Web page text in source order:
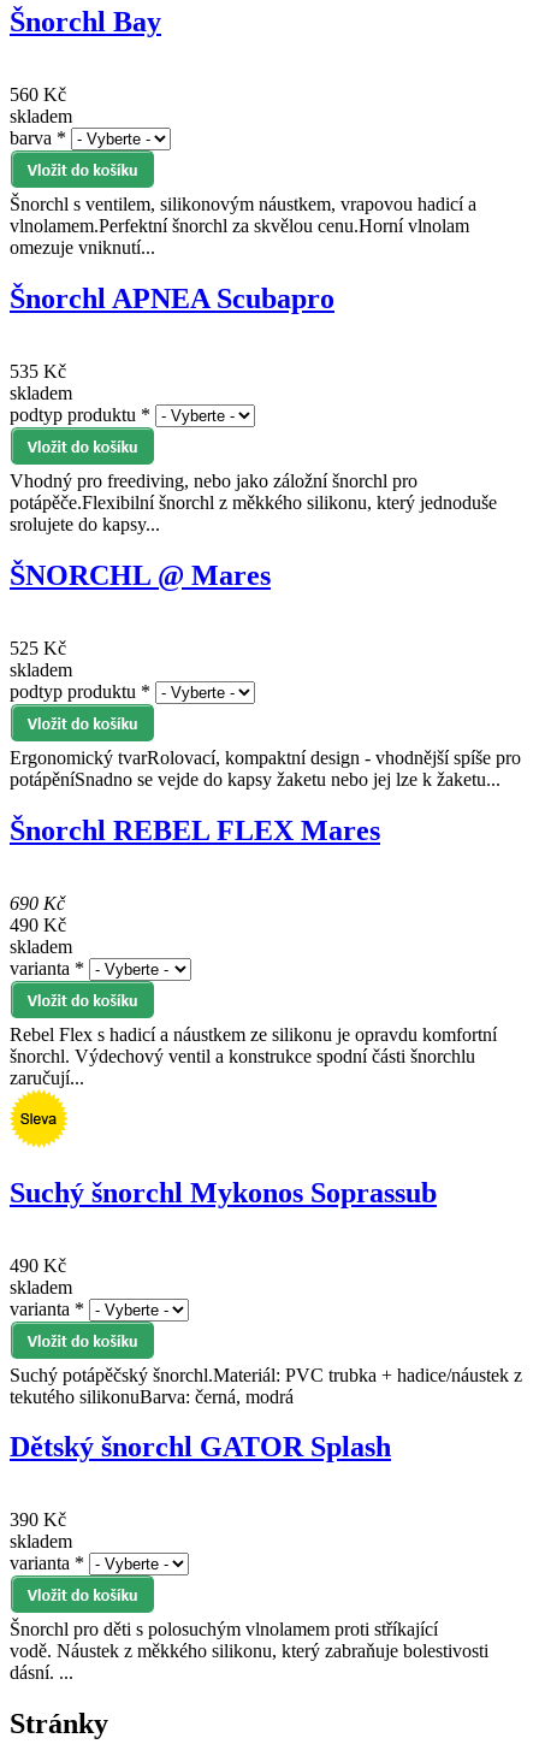
Šnorchl Bay
560 Kč
skladem
barva *
Šnorchl s ventilem, silikonovým náustkem, vrapovou hadicí a
vlnolamem.Perfektní šnorchl za skvělou cenu.Horní vlnolam
omezuje vniknutí...
Šnorchl APNEA Scubapro
535 Kč
skladem
podtyp produktu *
Vhodný pro freediving, nebo jako záložní šnorchl pro
potápěče.Flexibilní šnorchl z měkkého silikonu, který jednoduše
srolujete do kapsy...
ŠNORCHL @ Mares
525 Kč
skladem
podtyp produktu *
Ergonomický tvarRolovací, kompaktní design - vhodnější spíše pro
potápěníSnadno se vejde do kapsy žaketu nebo jej lze k žaketu...
Šnorchl REBEL FLEX Mares
690 Kč
490 Kč
skladem
varianta *
Rebel Flex s hadicí a náustkem ze silikonu je opravdu komfortní
šnorchl. Výdechový ventil a konstrukce spodní části šnorchlu
zaručují...
Suchý šnorchl Mykonos Soprassub
490 Kč
skladem
varianta *
Suchý potápěčský šnorchl.Materiál: PVC trubka + hadice/náustek z
tekutého silikonuBarva: černá, modrá
Dětský šnorchl GATOR Splash
390 Kč
skladem
varianta *
Šnorchl pro děti s polosuchým vlnolamem proti stříkající
vodě. Náustek z měkkého silikonu, který zabraňuje bolestivosti
dásní. ...
Stránky